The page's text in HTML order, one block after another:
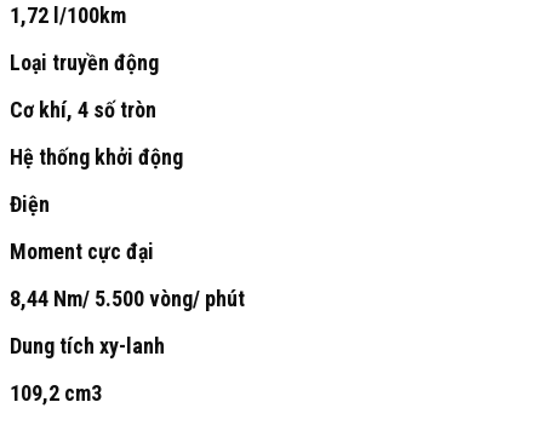
1,72 l/100km
Loại truyền động
Cơ khí, 4 số tròn
Hệ thống khởi động
Điện
Moment cực đại
8,44 Nm/ 5.500 vòng/ phút
Dung tích xy-lanh
109,2 cm3